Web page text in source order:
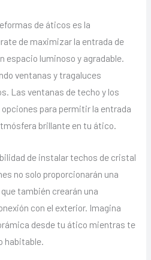
de áticos es la
de maximizar la entrada de
espacio luminoso y agradable.
ventanas y tragaluces
Las ventanas de techo y los
para permitir la entrada
brillante en tu ático.
de instalar techos de cristal
no solo proporcionarán una
también crearán una
con el exterior. Imagina
desde tu ático mientras te
habitable.